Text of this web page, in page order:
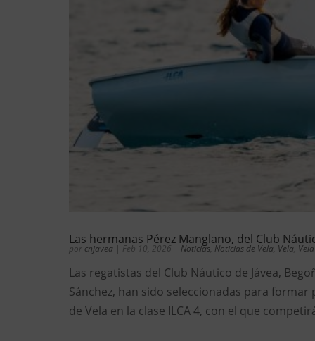
Las hermanas Pérez Manglano, del Club
por cnjavea | Feb 10, 2026 | Noticias Noticias de Vela Vela
Las regatistas del Club Náutico de Jávea,
Sánchez, han sido seleccionadas para
de Vela en la clase ILCA 4, con el que